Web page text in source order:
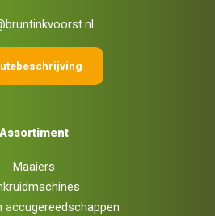
Assortiment
Maaiers
accugereedschappen